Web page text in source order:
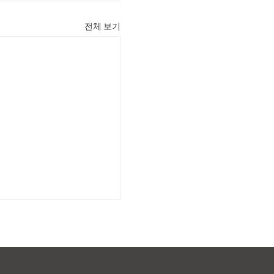
전체 보기
10일, TV 아사히의